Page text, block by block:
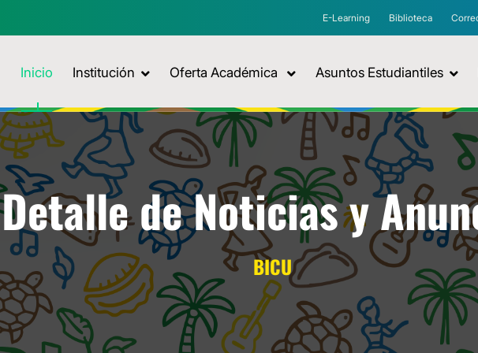
E-Learning Biblioteca
Inicio Institución Oferta Académica Asuntos Estudiantiles
Detalle de Noticias y
BICU